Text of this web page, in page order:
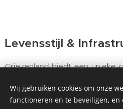
Levensstijl &
Griekenland biedt een unieke
modern comfort. Het land
gezondheidszorg,
steden en een steeds beter
Wij gebruiken cookies om onze
functioneren en te beveiligen, en